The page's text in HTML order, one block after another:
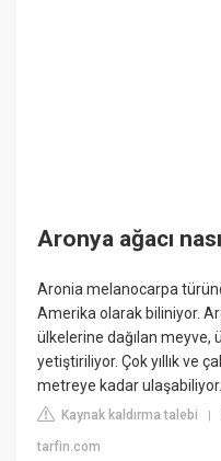
Aronya ağacı
Aronia melanocarpa
Amerika olarak biliniyor.
ülkelerine dağılan meyve,
yetiştiriliyor. Çok yıllık ve
metreye kadar ulaşabiliyor.
Kaynak kaldırma talebi |
tarfin.com